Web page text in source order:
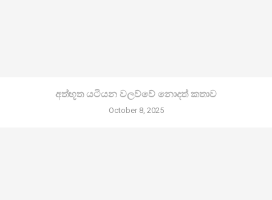
අත්භූත යටියන වලව්වේ නොදත් කතාව
October 8, 2025